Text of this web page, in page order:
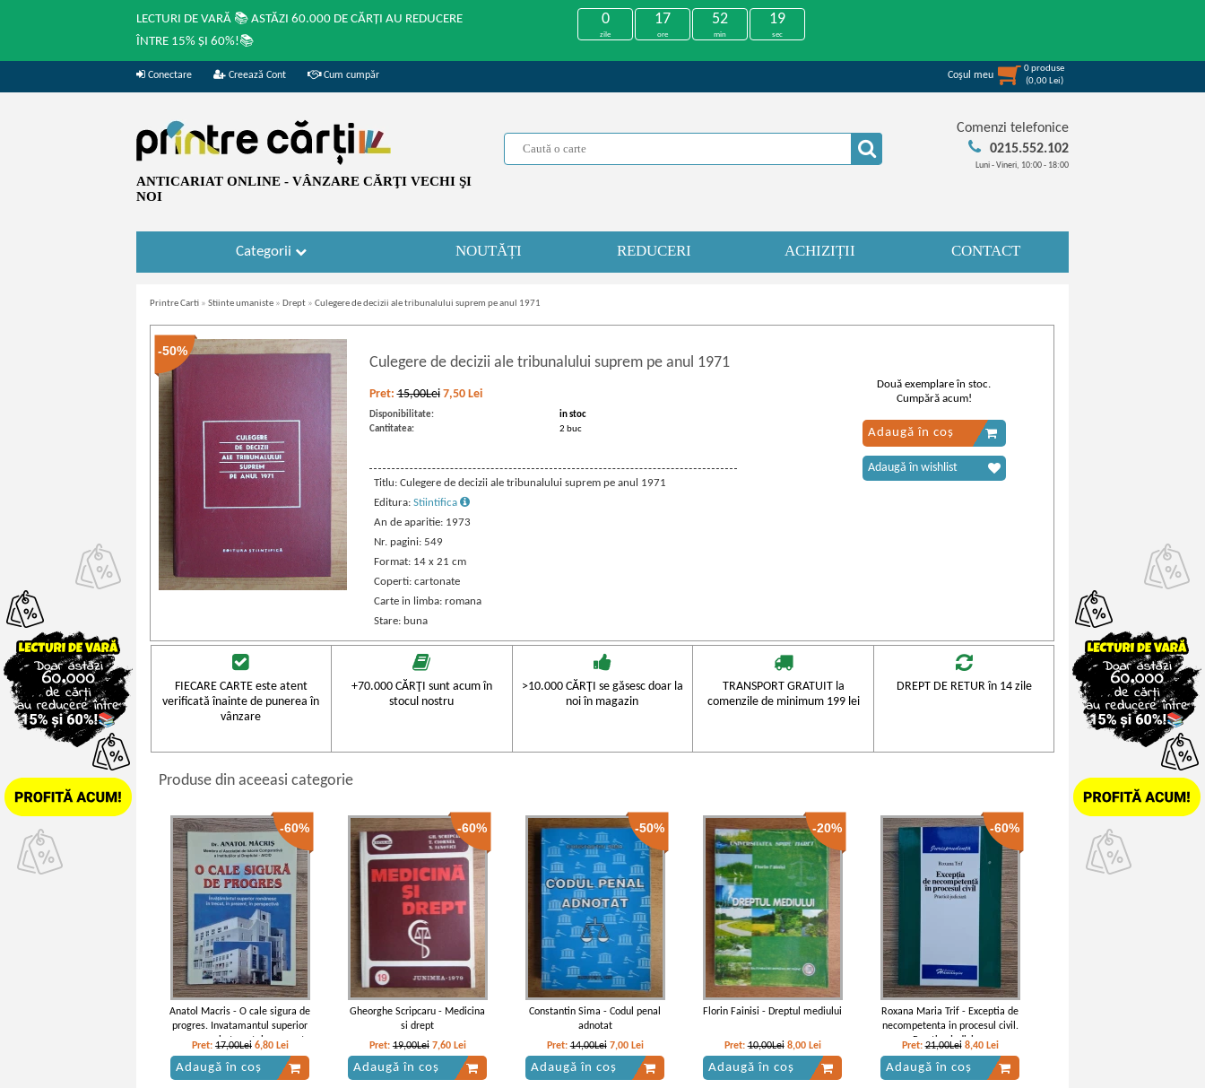
LECTURI DE VARĂ 📚 ASTĂZI 60.000 DE CĂRȚI AU REDUCERE
ÎNTRE 15% ȘI 60%!📚
0
zile
17
ore
52
min
19
sec
Conectare Creează Cont Cum cumpăr Coşul meu
0produse
(0,00 Lei)
ANTICARIAT ONLINE - VÂNZARE CĂRŢI VECHI ŞI
NOI
Comenzi telefonice
0215.552.102
Luni - Vineri, 10:00 - 18:00
Categorii NOUTĂȚI REDUCERI ACHIZIȚII CONTACT
Printre Carti » Stiinte umaniste » Drept » Culegere de decizii ale tribunalului suprem pe anul 1971
-50%
Culegere de decizii ale tribunalului suprem pe anul 1971
Pret:15,00Lei 7,50 Lei
Disponibilitate:
in stoc
Cantitatea:
2 buc
Titlu: Culegere de decizii ale tribunalului suprem pe anul 1971
Editura: Stiintifica
An de aparitie: 1973
Nr. pagini: 549
Format: 14 x 21 cm
Coperti: cartonate
Carte in limba: romana
Stare: buna
Două exemplare în stoc.
Cumpără acum!
Adaugă în coș
Adaugă în wishlist
FIECARE CARTE este atent
verificată înainte de punerea în
vânzare
+70.000 CĂRŢI sunt acum în
stocul nostru
>10.000 CĂRŢI se găsesc doar la
noi în magazin
TRANSPORT GRATUIT la
comenzile de minimum 199 lei
DREPT DE RETUR în 14 zile
Produse din aceeasi categorie
-60%
Anatol Macris - O cale sigura de
progres. Invatamantul superior
romanesc in trecut, in prezent,
in perspectiva
Pret: 17,00Lei 6,80 Lei
Adaugă în coș
-60%
Gheorghe Scripcaru - Medicina
si drept
Pret:19,00Lei 7,60 Lei
Adaugă în coș
-50%
Constantin Sima - Codul penal
adnotat
Pret:14,00Lei 7,00 Lei
Adaugă în coș
-20%
Florin Fainisi - Dreptul mediului
Pret:10,00Lei 8,00 Lei
Adaugă în coș
-60%
Roxana Maria Trif - Exceptia de
necompetenta in procesul civil.
Practica judiciara
Pret:21,00Lei 8,40 Lei
Adaugă în coș